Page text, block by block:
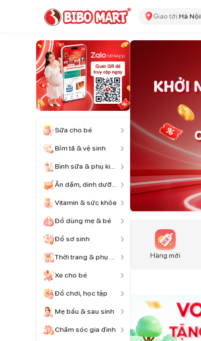
Giao tới:Hà Nội
Sữa cho bé
Bỉm tã & vệ sinh
Bình sữa & phụ kiện
Ăn dặm, dinh dưỡng
Vitamin & sức khỏe
Đồ dùng mẹ & bé
Đồ sơ sinh
Thời trang & phụ kiện
Xe cho bé
Đồ chơi, học tập
Mẹ bầu & sau sinh
Chăm sóc gia đình
Hàng mới